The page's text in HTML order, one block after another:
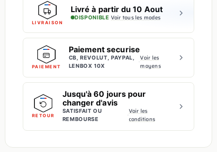
LIVRAISON
Livré à partir du 10 Aout
DISPONIBLE ·Voir tous les modes
PAIEMENT
Paiement securise
CB, REVOLUT, PAYPAL,
LENBOX 10X
·Voir les
moyens
RETOUR
Jusqu'à 60 jours pour
changer d'avis
SATISFAIT OU
REMBOURSE
·Voir les
conditions